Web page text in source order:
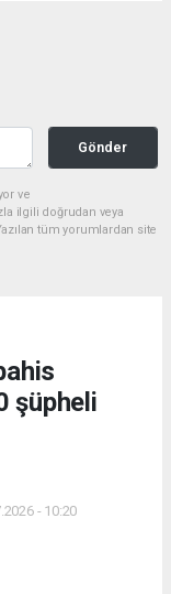
Gönder
ve
ilgili doğrudan veya
tüm yorumlardan site
şüpheli
- 10:20